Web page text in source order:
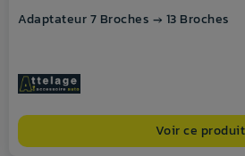
Adaptateur 7 Broches → 13 Broches
Voir ce produit